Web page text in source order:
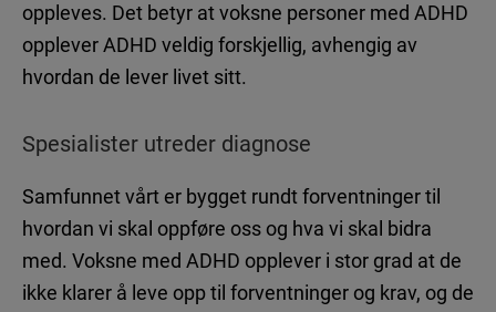
Søvnproblemer som følge av autisme
HJERNEHELSE
Nyheter
Uten hjernehelse – ingen annen helse
Vår mystiske, fantastiske hjerne
oppleves. Det betyr at voksne personer med ADHD
opplever ADHD veldig forskjellig, avhengig av
hvordan de lever livet sitt.
Spesialister utreder diagnose
Samfunnet vårt er bygget rundt forventninger til
hvordan vi skal oppføre oss og hva vi skal bidra
med. Voksne med ADHD opplever i stor grad at de
ikke klarer å leve opp til forventninger og krav, og de